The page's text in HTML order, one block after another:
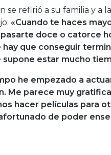
se refirió a su familia y a
«Cuando te haces
doce o catorce
que conseguir
estar mucho
he empezado a
Me parece muy
hacer películas para
de poder